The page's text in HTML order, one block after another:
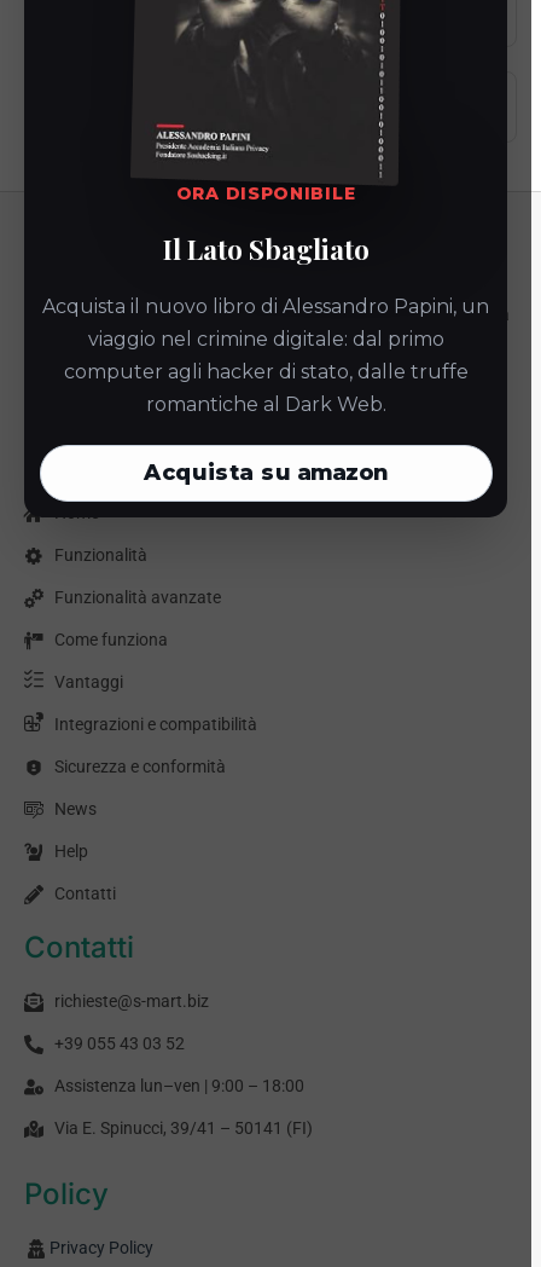
ORA DISPONIBILE
Il Lato Sbagliato
Acquista il nuovo libro di Alessandro Papini, un
viaggio nel crimine digitale: dal primo
computer agli hacker di stato, dalle truffe
romantiche al Dark Web.
Acquista su amazon
Installare il tuo Chatbot per Sito Web
AcconsentoBot.click
automatizzare comunicazioni, informative e processi digitali. Una
soluzione flessibile per aziende, professionisti e web agency che
vogliono migliorare l’interazione con gli utenti senza competenze
Sitemap
Funzionalità
Funzionalità avanzate
Come funziona
Vantaggi
Integrazioni e compatibilità
Sicurezza e conformità
News
Help
Contatti
Contatti
richieste@s-mart.biz
+39 055 43 03 52
Assistenza lun–ven | 9:00 – 18:00
Via E. Spinucci, 39/41 – 50141 (FI)
Policy
Privacy Policy